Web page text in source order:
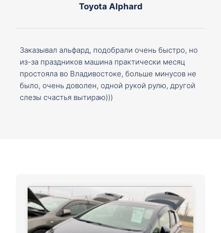
Toyota Alphard
Заказывал альфард, подобрали очень быстро, но
из-за праздников машина практически месяц
простояла во Владивостоке, больше минусов не
было, очень доволен, одной рукой рулю, другой
слезы счастья вытираю)))